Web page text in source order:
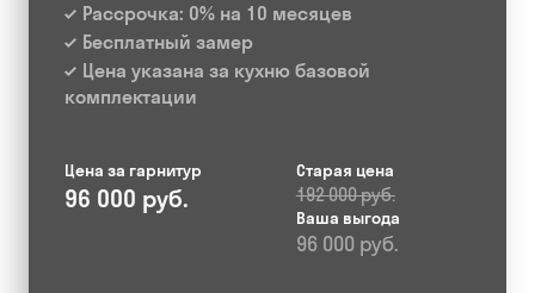
Рассрочка: 0% на 10 месяцев
Бесплатный замер
Цена указана за кухню базовой
комплектации
Цена за гарнитур
96 000 руб.
Старая цена
192 000 руб.
Ваша выгода
96 000 руб.